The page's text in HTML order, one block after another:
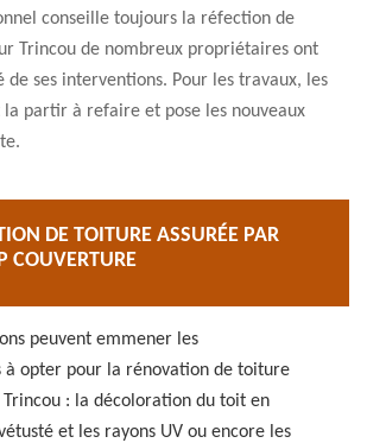
conseille toujours la réfection de
Trincou de nombreux propriétaires ont
ses interventions. Pour les travaux, les
partir à refaire et pose les nouveaux
DE TOITURE ASSURÉE PAR
COUVERTURE
peuvent emmener les
à opter pour la rénovation de toiture
Trincou : la décoloration du toit en
et les rayons UV ou encore les